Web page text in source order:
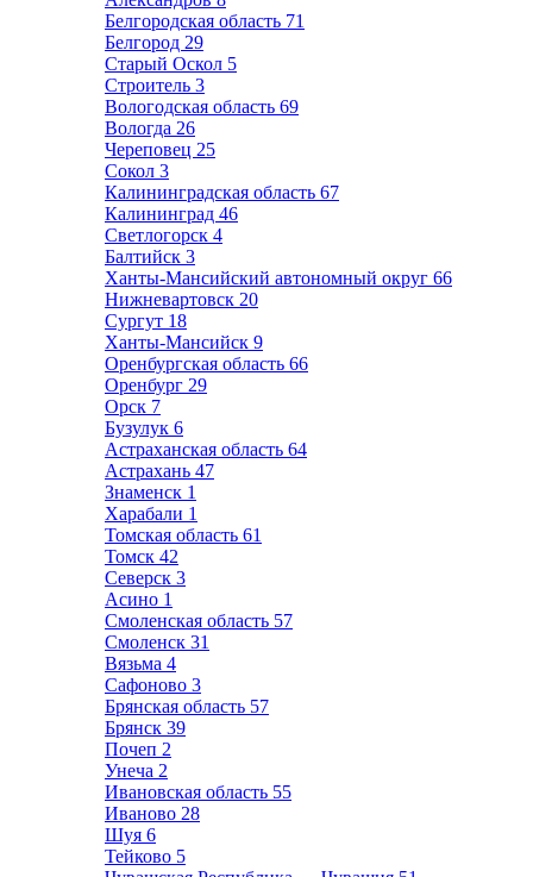
Белгородская область 71
Белгород 29
Старый Оскол 5
Строитель 3
Вологодская область 69
Вологда 26
Череповец 25
Сокол 3
Калининградская область 67
Калининград 46
Светлогорск 4
Балтийск 3
Ханты-Мансийский автономный округ 66
Нижневартовск 20
Сургут 18
Ханты-Мансийск 9
Оренбургская область 66
Оренбург 29
Орск 7
Бузулук 6
Астраханская область 64
Астрахань 47
Знаменск 1
Харабали 1
Томская область 61
Томск 42
Северск 3
Асино 1
Смоленская область 57
Смоленск 31
Вязьма 4
Сафоново 3
Брянская область 57
Брянск 39
Почеп 2
Унеча 2
Ивановская область 55
Иваново 28
Шуя 6
Тейково 5